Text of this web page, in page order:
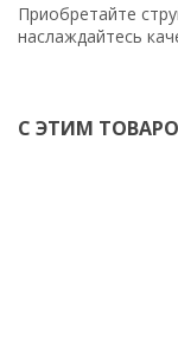
Приобретайте
наслаждайтесь
С ЭТИМ